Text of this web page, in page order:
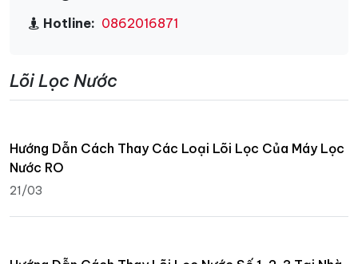
Hotline: 0862016871
Lõi Lọc Nước
Hướng Dẫn Cách Thay Các Loại Lõi Lọc Của Máy Lọc
Nước RO
21/03